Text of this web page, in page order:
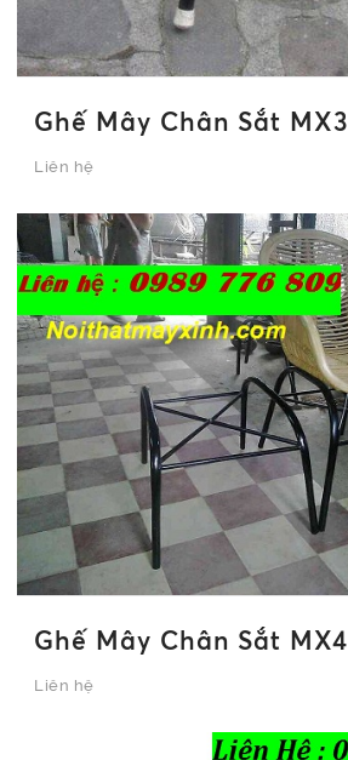
Ghế Mây Chân Sắt MX3
Liên hệ
Ghế Mây Chân Sắt MX4
Liên hệ